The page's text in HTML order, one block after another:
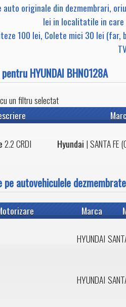
originale din dezmembrari,
lei in localitatile in
100 lei, Colete mici 30 lei
HYUNDAI BHN0128A
un filtru selectat
2.2 CRDI Hyundai |SANTA FE
autovehiculele
Marca
HYUNDAI
HYUNDAI